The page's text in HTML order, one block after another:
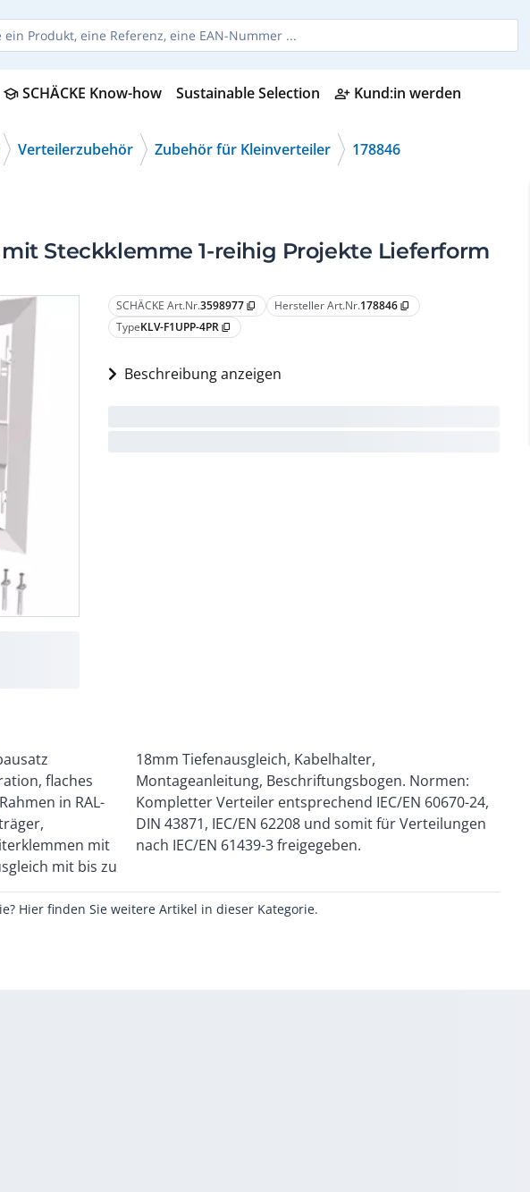
schoolSCHÄCKE Know-how Sustainable Selection person_add_alt Kund:in werden
Verteilerzubehör Zubehör für Kleinverteiler 178846
Steckklemme 1-reihig Projekte Lieferform
SCHÄCKE Art.Nr.3598977 content_copy Hersteller Art.Nr.178846 content_copy
TypeKLV-F1UPP-4PR content_copy
Beschreibung anzeigen
flaches
in RAL-
mit
mit bis zu
Normen:
EN 60670-24,
nach IEC/EN 61439-3 freigegeben.
Hier finden Sie weitere Artikel in dieser Kategorie.